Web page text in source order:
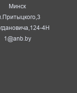
Минск
4Н
1@anb.by